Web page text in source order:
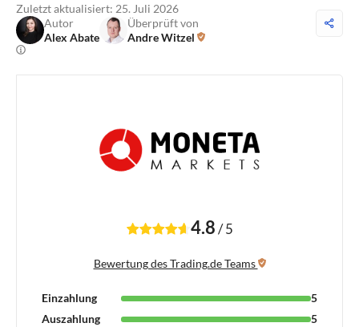
Zuletzt aktualisiert: 25. Juli 2026
Autor
Alex Abate
Überprüft von
Andre Witzel
4.8/ 5
Bewertung des Trading.de Teams
Einzahlung
5
Auszahlung
5